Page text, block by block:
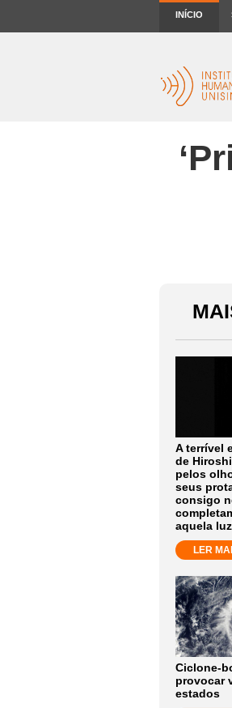
INÍCIO
A terrível
de
pelos
seus
consigo
aquela
LER
Ciclone-
provocar
estados